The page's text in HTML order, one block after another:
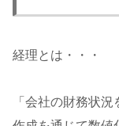
経理とは・・・
「会社の財務状